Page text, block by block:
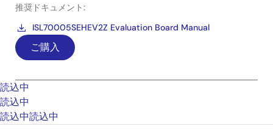
推奨ドキュメント:
ISL70005SEHEV2Z Evaluation Board Manual
ご購入
読込中
読込中
読込中読込中